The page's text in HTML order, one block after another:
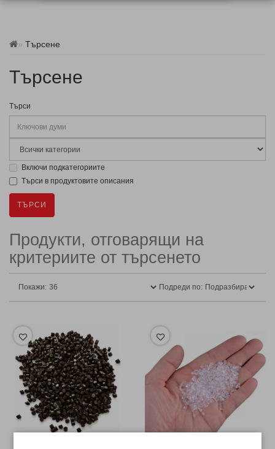
Търсене
Търсене
Търси
Включи подкатегориите
Търси в продуктовите описания
Продукти, отговарящи на
критериите от търсенето
Подреди по:
Покажи: